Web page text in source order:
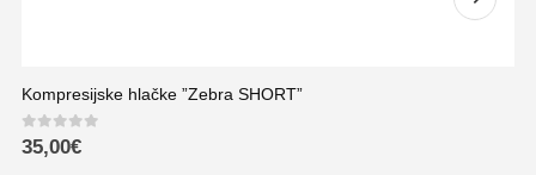
Kompresijske hlačke ”Zebra SHORT”
0out of 5
35,00€